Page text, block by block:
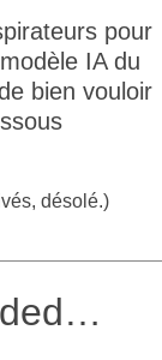
pour
IA du
bien vouloir
désolé.)